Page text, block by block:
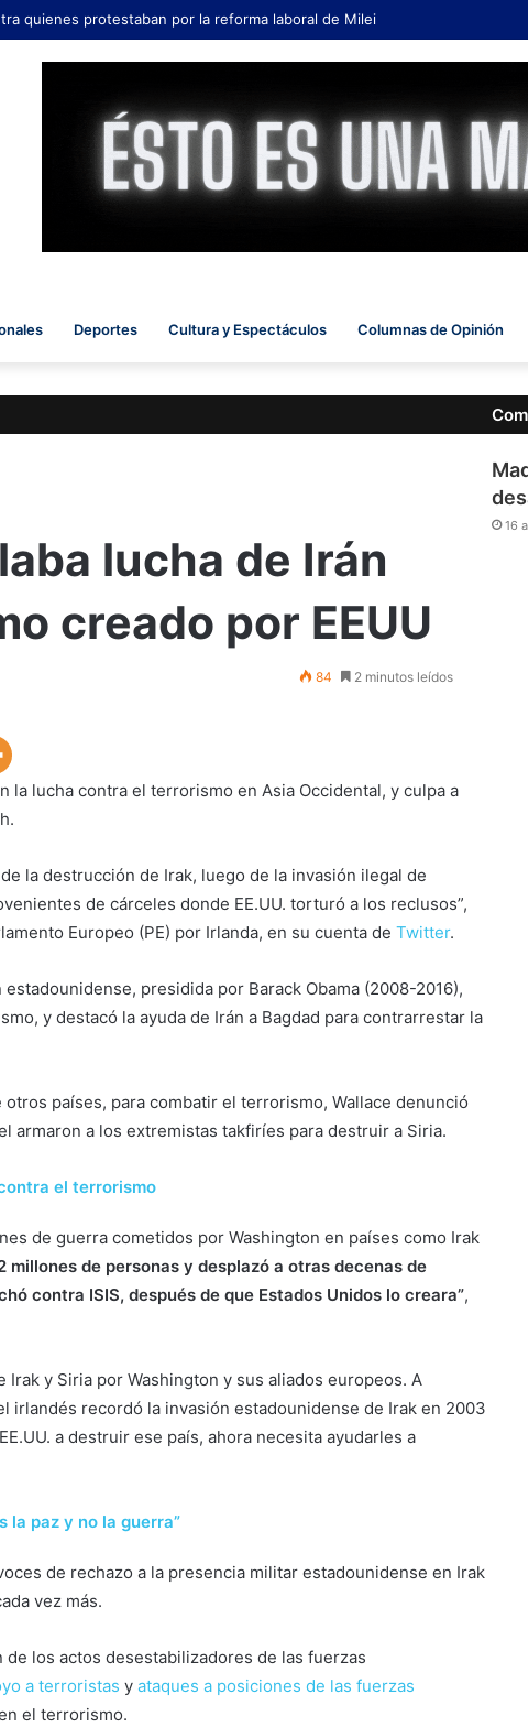
quienes protestaban por la reforma laboral de Milei
Deportes Cultura y Espectáculos Columnas de Opinión
lucha de Irán
creado por EEUU
84 2 minutos leídos
la lucha contra el terrorismo en Asia Occidental, y culpa a
la destrucción de Irak, luego de la invasión ilegal de
de cárceles donde EE.UU. torturó a los reclusos”,
Europeo (PE) por Irlanda, en su cuenta de Twitter.
presidida por Barack Obama (2008-2016),
y destacó la ayuda de Irán a Bagdad para contrarrestar la
países, para combatir el terrorismo, Wallace denunció
armaron a los extremistas takfiríes para destruir a Siria.
el terrorismo
de guerra cometidos por Washington en países como Irak
millones de personas y desplazó a otras decenas de
contra ISIS, después de que Estados Unidos lo creara”,
y Siria por Washington y sus aliados europeos. A
irlandés recordó la invasión estadounidense de Irak en 2003
a destruir ese país, ahora necesita ayudarles a
la paz y no la guerra”
de rechazo a la presencia militar estadounidense en Irak
vez más.
los actos desestabilizadores de las fuerzas
a terroristas y ataques a posiciones de las fuerzas
el terrorismo.
16